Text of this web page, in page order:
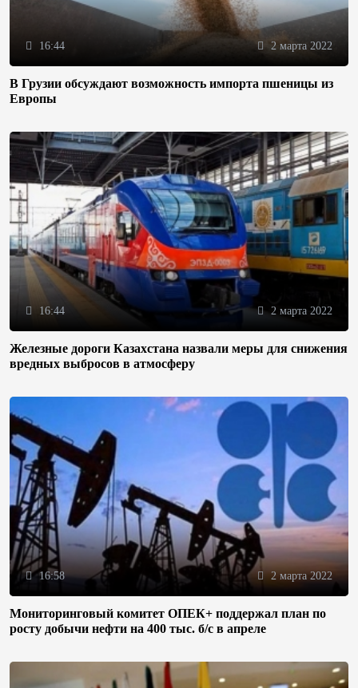
16:44 2 марта 2022
В Грузии обсуждают возможность импорта пшеницы из
Европы
16:44 2 марта 2022
Железные дороги Казахстана назвали меры для снижения
вредных выбросов в атмосферу
16:58 2 марта 2022
Мониторинговый комитет ОПЕК+ поддержал план по
росту добычи нефти на 400 тыс. б/с в апреле